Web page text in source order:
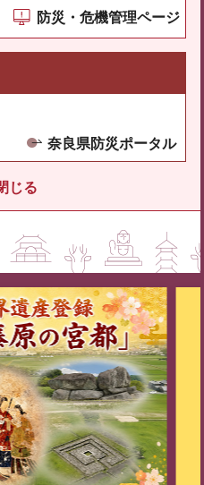
防災・危機管理ページ
奈良県防災ポータル
じる